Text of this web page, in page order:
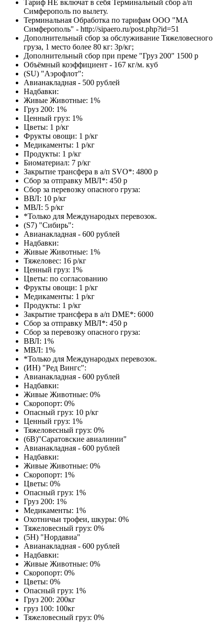
Тариф НЕ включат в себя Терминальный сбор а/п
Симферополь по вылету.
Терминальная Обработка по тарифам ООО "МА
Симферополь" - http://sipaero.ru/post.php?id=51
Дополнительный сбор за обслуживание Тяжеловесного
груза, 1 место более 80 кг: 3р/кг;
Дополнительный сбор при преме "Груз 200" 1500 р
Объёмный коэффициент - 167 кг/м. куб
(SU) "Аэрофлот":
Авианакладная - 500 рублей
Надбавки:
Живые Животные: 1%
Груз 200: 1%
Ценный груз: 1%
Цветы: 1 р/кг
Фрукты овощи: 1 р/кг
Медикаменты: 1 р/кг
Продукты: 1 р/кг
Биоматериал: 7 р/кг
Закрытие трансфера в а/п SVO*: 4800 р
Сбор за отправку МВЛ*: 450 р
Сбор за перевозку опасного груза:
ВВЛ: 10 р/кг
МВЛ: 5 р/кг
*Только для Международых перевозок.
(S7) "Сибирь":
Авианакладная - 600 рублей
Надбавки:
Живые Животные: 1%
Тяжеловес: 16 р/кг
Ценный груз: 1%
Цветы: по согласованию
Фрукты овощи: 1 р/кг
Медикаменты: 1 р/кг
Продукты: 1 р/кг
Закрытие трансфера в а/п DME*: 6000
Сбор за отправку МВЛ*: 450 р
Сбор за перевозку опасного груза:
ВВЛ: 1%
МВЛ: 1%
*Только для Международых перевозок.
(ИН) "Ред Вингс":
Авианакладная - 600 рублей
Надбавки:
Живые Животные: 0%
Скоропорт: 0%
Опасный груз: 10 р/кг
Ценный груз: 1%
Тяжеловесный груз: 0%
(6В)"Саратовские авиалинии"
Авианакладная - 600 рублей
Надбавки:
Живые Животные: 0%
Скоропорт: 1%
Цветы: 0%
Опасный груз: 1%
Груз 200: 1%
Медикаменты: 1%
Охотничьи трофеи, шкуры: 0%
Тяжеловесный груз: 0%
(5Н) "Нордавиа"
Авианакладная - 600 рублей
Надбавки:
Живые Животные: 0%
Скоропорт: 0%
Цветы: 0%
Опасный груз: 1%
Груз 200: 200кг
груз 100: 100кг
Тяжеловесный груз: 0%